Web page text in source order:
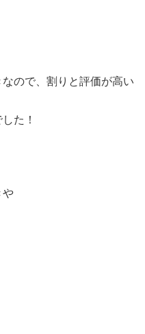
ので、割りと評価が高い
た！
や